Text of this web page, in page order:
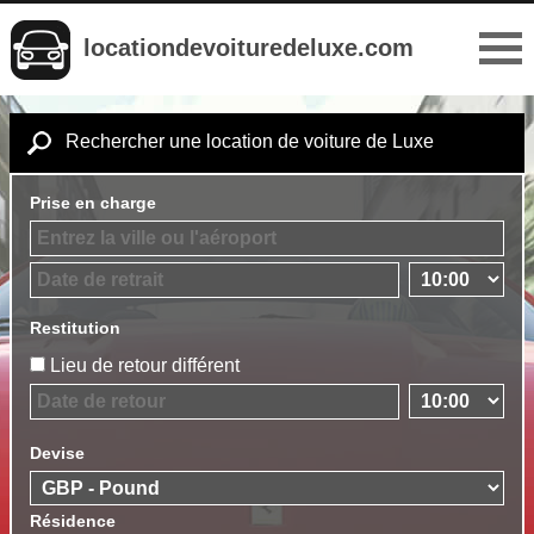
locationdevoituredeluxe.com
Rechercher une location de voiture de Luxe
Prise en charge
Restitution
Lieu de retour différent
Devise
Résidence